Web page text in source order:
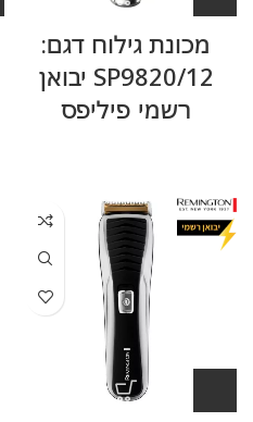
מכונת גילוח דגם:
SP9820/12 יבואן
רשמי פיליפס